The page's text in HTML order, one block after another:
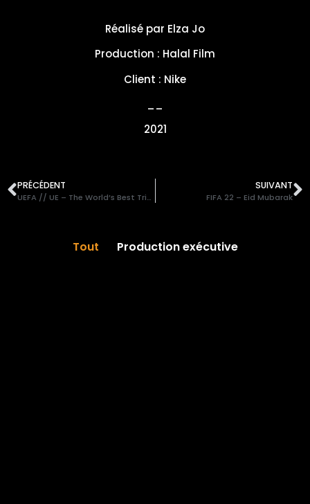
Réalisé par Elza Jo
Production : Halal Film
Client : Nike
2021
PRÉCÉDENT
UEFA // UE – The World’s Best Trick
SUIVANT
FIFA 22 – Eid Mubarak
Tout Production exécutive